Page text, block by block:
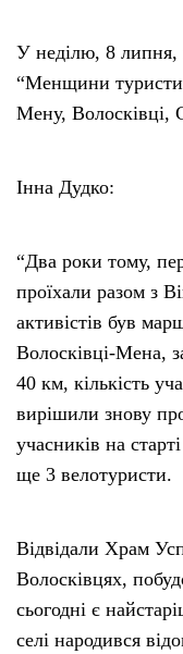
У неділю, 8 липня,
“Менщини
Мену, Волосківці,
Інна Дудко:
“Два роки тому,
проїхали разом з
активістів був
Волосківці-Мена,
40 км, кількість
вирішили знову
учасників на
ще 3 велотуристи.
Відвідали Храм
Волосківцях,
сьогодні є
селі народився